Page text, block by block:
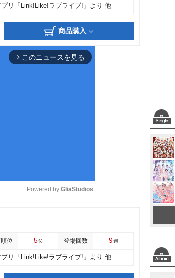
リ「Link!Like!ラブライブ!」より 他
商品購入
arrow_forward_ios このニュースを見る
e
Powered by GliaStudios
位 5位 登場回数 9週
リ「Link!Like!ラブライブ!」より 他